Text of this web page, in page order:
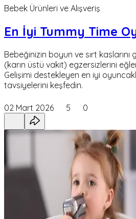
Bebek Ürünleri ve Alışveriş
En İyi Tummy Time
Bebeğinizin boyun ve sırt
(karın üstü vakit) egzersizlerini
Gelişimi destekleyen en iyi
tavsiyelerini keşfedin.
02 Mart 2026 5 0